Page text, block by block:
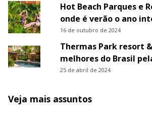
Hot Beach Parques e
onde é verão o ano
16 de outubro de 2024
Thermas Park resort
melhores do Brasil
25 de abril de 2024
Veja mais assuntos